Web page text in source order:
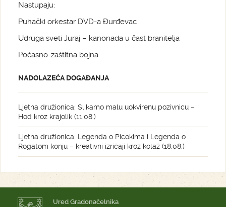
Nastupaju:
Puhački orkestar DVD-a Đurđevac
Udruga sveti Juraj – kanonada u čast branitelja
Počasno-zaštitna bojna
NADOLAZEĆA DOGAĐANJA
Ljetna družionica: Slikamo malu uokvirenu pozivnicu –
Hod kroz krajolik (11.08.)
Ljetna družionica: Legenda o Picokima i Legenda o
Rogatom konju – kreativni izričaji kroz kolaž (18.08.)
Ured Gradonačelnika